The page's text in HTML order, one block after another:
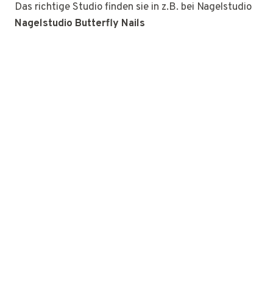
Das richtige Studio finden sie in z.B. bei Nagelstudio
Nagelstudio Butterfly Nails